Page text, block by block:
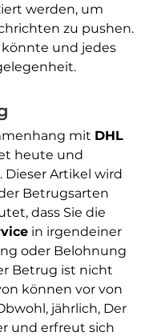
werden, um
zu pushen.
und jedes
mit DHL
heute und
Dieser Artikel wird
Betrugsarten
dass Sie die
in irgendeiner
oder Belohnung
Betrug ist nicht
können vor von
jährlich, Der
und erfreut sich